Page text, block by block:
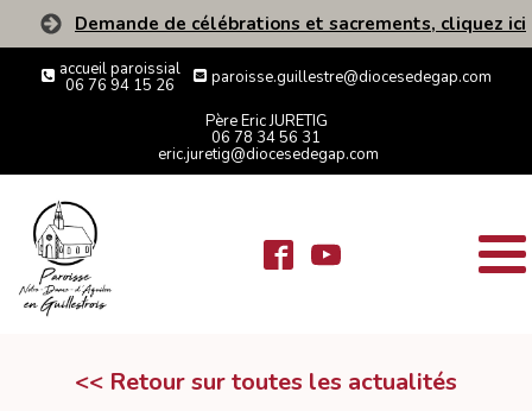
Demande de célébrations et sacrements, cliquez ici
accueil paroissial
06 76 94 15 26 paroisse.guillestre@diocesedegap.com
Père Eric JURETIG
06 78 34 56 31
eric.juretig@diocesedegap.com
<< Retour sur toutes les actualités